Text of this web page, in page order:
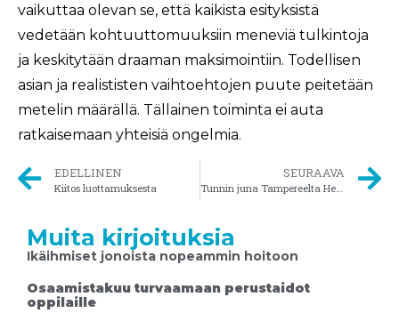
vaikuttaa olevan se, että kaikista esityksistä
vedetään kohtuuttomuuksiin meneviä tulkintoja
ja keskitytään draaman maksimointiin. Todellisen
asian ja realististen vaihtoehtojen puute peitetään
metelin määrällä. Tällainen toiminta ei auta
ratkaisemaan yhteisiä ongelmia.
EDELLINEN
Kiitos luottamuksesta
SEURAAVA
Tunnin juna Tampereelta Helsinkiin
Muita kirjoituksia
Ikäihmiset jonoista nopeammin hoitoon
Osaamistakuu turvaamaan perustaidot
oppilaille